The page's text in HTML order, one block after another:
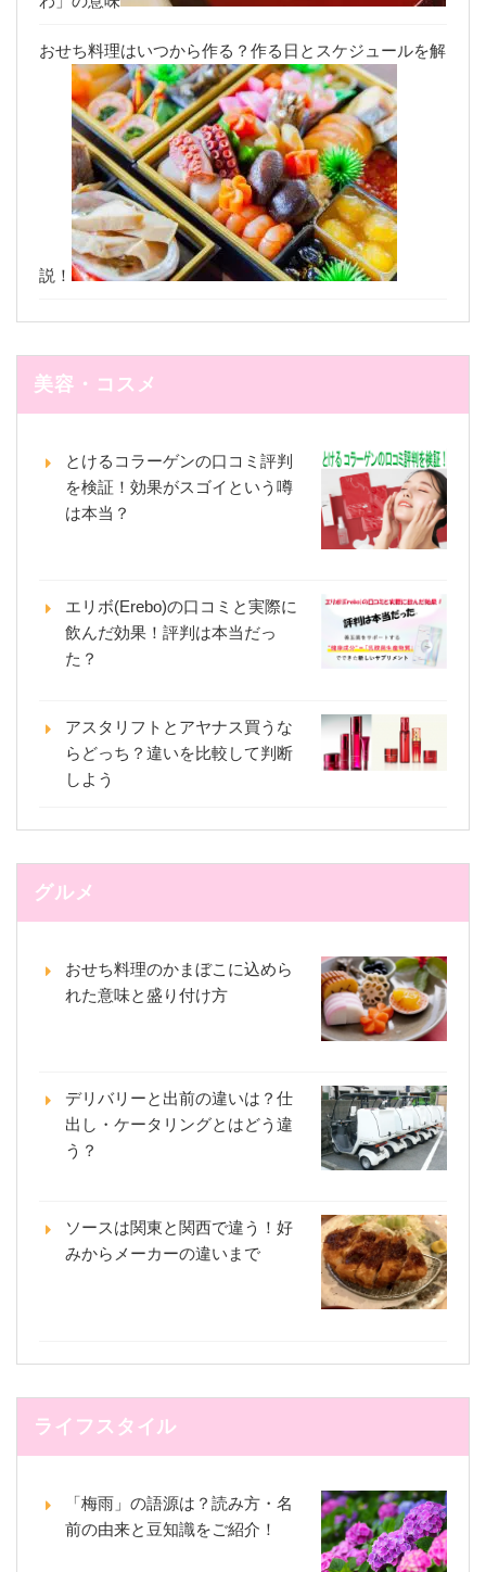
おせち料理はいつから作る？作る日とスケジュールを解
説！
美容・コスメ
とけるコラーゲンの口コミ評判
を検証！効果がスゴイという噂
は本当？
エリボ(Erebo)の口コミと実際に
飲んだ効果！評判は本当だっ
た？
アスタリフトとアヤナス買うな
らどっち？違いを比較して判断
しよう
グルメ
おせち料理のかまぼこに込めら
れた意味と盛り付け方
デリバリーと出前の違いは？仕
出し・ケータリングとはどう違
う？
ソースは関東と関西で違う！好
みからメーカーの違いまで
ライフスタイル
「梅雨」の語源は？読み方・名
前の由来と豆知識をご紹介！